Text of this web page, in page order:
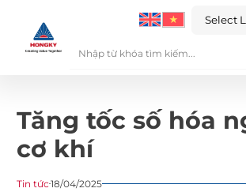
Tăng tốc số hóa
cơ khí
Tin tức18/04/2025